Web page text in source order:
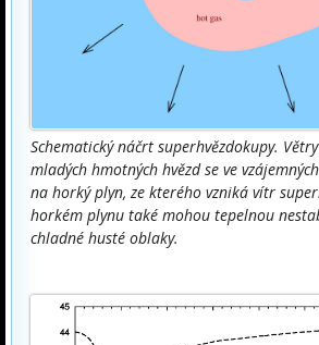
Schematický náčrt superhvězdokupy.
mladých hmotných hvězd se ve
na horký plyn, ze kterého vzniká vítr
horkém plynu také mohou tepelnou
chladné husté oblaky.